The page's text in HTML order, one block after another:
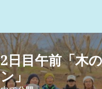
2日目午前「木
ン」